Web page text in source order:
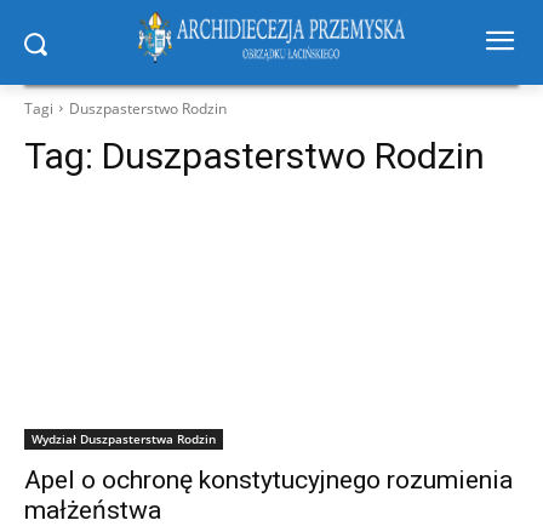
Tagi Duszpasterstwo Rodzin
Tag: Duszpasterstwo Rodzin
Wydział Duszpasterstwa Rodzin
Apel o ochronę konstytucyjnego rozumienia
małżeństwa